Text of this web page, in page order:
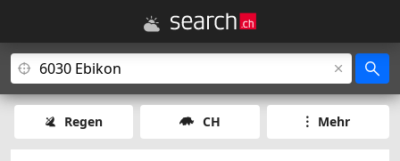
Regen CH Mehr